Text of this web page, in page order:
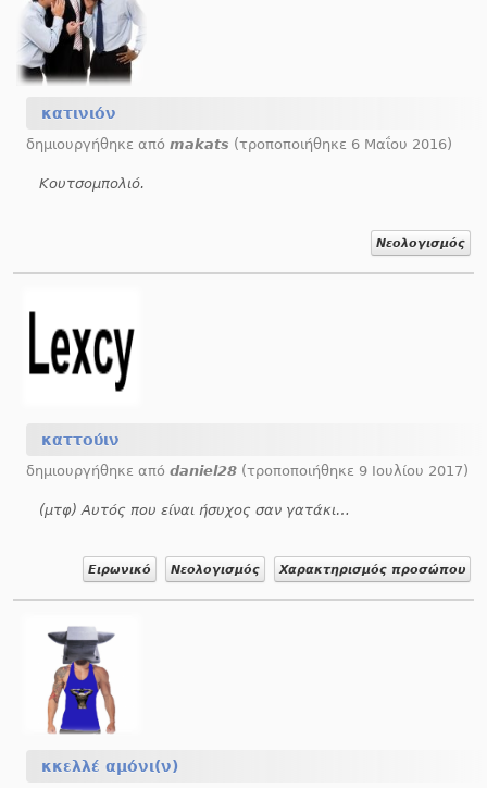
κατινιόν
δημιουργήθηκε απόmakats (τροποποιήθηκε 6 Μαΐου 2016)
Κουτσομπολιό.
Νεολογισμός
καττούιν
δημιουργήθηκε απόdaniel28 (τροποποιήθηκε 9 Ιουλίου 2017)
(μτφ) Αυτός που είναι ήσυχος σαν γατάκι, που δεν αντιδρά και ανέχεται τα πάντα.
Ειρωνικό Νεολογισμός Χαρακτηρισμός προσώπου
κκελλέ αμόνι(ν)